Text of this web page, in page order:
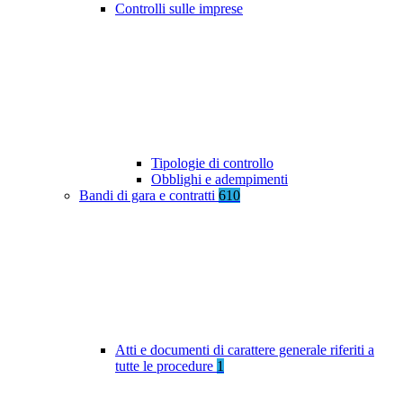
Controlli sulle imprese
Tipologie di controllo
Obblighi e adempimenti
Bandi di gara e contratti 610
Atti e documenti di carattere generale riferiti a
tutte le procedure 1